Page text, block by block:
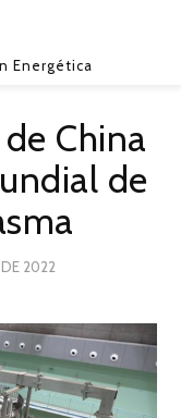
Energética
China
de
2022
DE
2022